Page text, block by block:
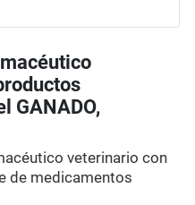
GANADO,
veterinario con
de medicamentos